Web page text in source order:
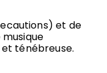
et de
ténébreuse.